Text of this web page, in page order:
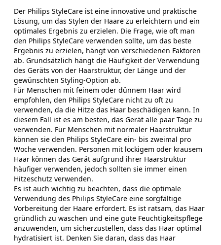
Der Philips StyleCare ist eine innovative und praktische
Lösung, um das Stylen der Haare zu erleichtern und ein
optimales Ergebnis zu erzielen. Die Frage, wie oft man
den Philips StyleCare verwenden sollte, um das beste
Ergebnis zu erzielen, hängt von verschiedenen Faktoren
ab. Grundsätzlich hängt die Häufigkeit der Verwendung
des Geräts von der Haarstruktur, der Länge und der
gewünschten Styling-Option ab.
Für Menschen mit feinem oder dünnem Haar wird
empfohlen, den Philips StyleCare nicht zu oft zu
verwenden, da die Hitze das Haar beschädigen kann. In
diesem Fall ist es am besten, das Gerät alle paar Tage zu
verwenden. Für Menschen mit normaler Haarstruktur
können sie den Philips StyleCare ein- bis zweimal pro
Woche verwenden. Personen mit lockigem oder krausem
Haar können das Gerät aufgrund ihrer Haarstruktur
häufiger verwenden, jedoch sollten sie immer einen
Hitzeschutz verwenden.
Es ist auch wichtig zu beachten, dass die optimale
Verwendung des Philips StyleCare eine sorgfältige
Vorbereitung der Haare erfordert. Es ist ratsam, das Haar
gründlich zu waschen und eine gute Feuchtigkeitspflege
anzuwenden, um sicherzustellen, dass das Haar optimal
hydratisiert ist. Denken Sie daran, dass das Haar